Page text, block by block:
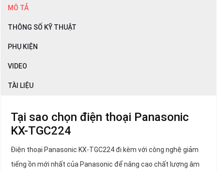
MÔ TẢ
THÔNG SỐ KỸ THUẬT
PHỤ KIỆN
VIDEO
TÀI LIỆU
Tại sao chọn điện thoại Panasonic
KX-TGC224
Điện thoại Panasonic KX-TGC224 đi kèm với công nghệ giảm
tiếng ồn mới nhất của Panasonic để nâng cao chất lượng âm